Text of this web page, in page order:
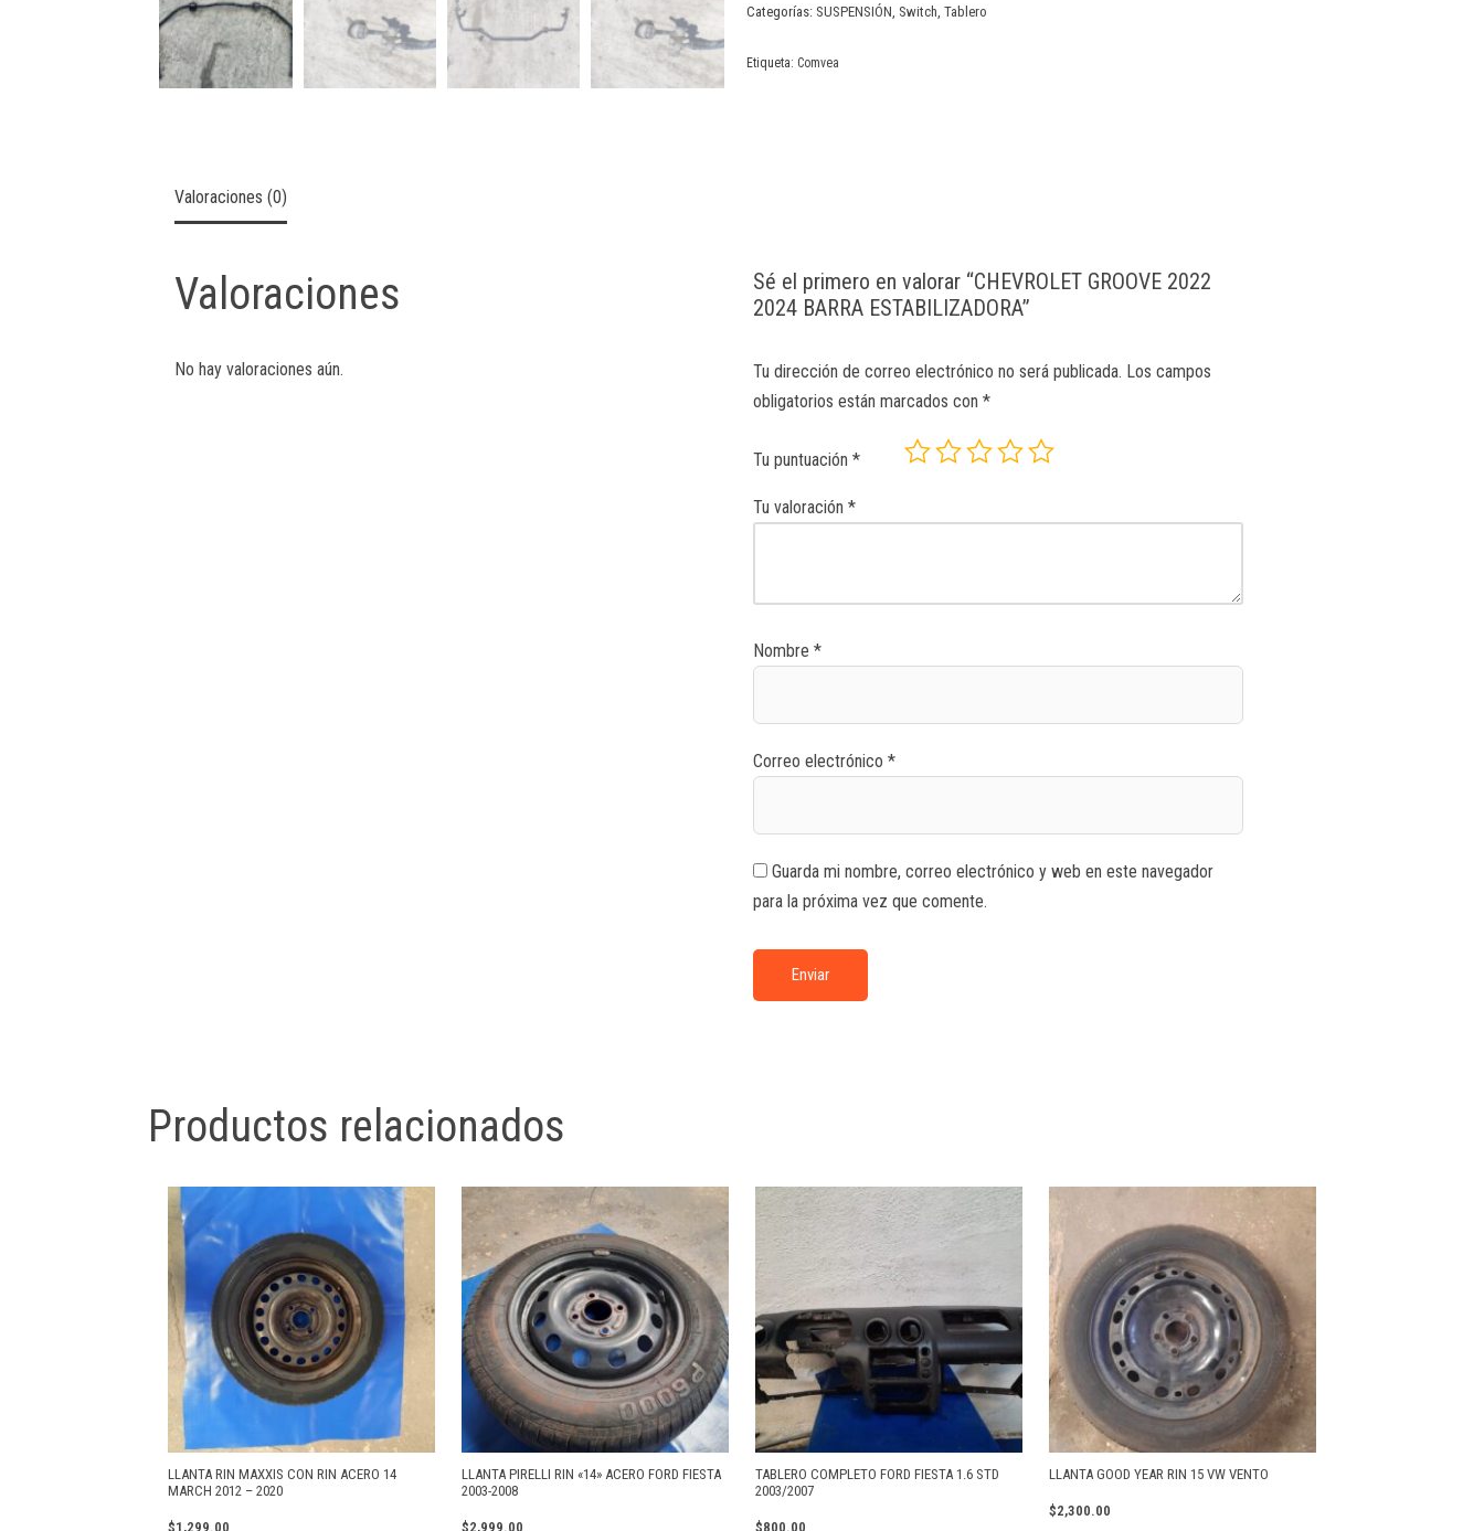
Categorías: SUSPENSIÓN Switch Tablero
Etiqueta: Comvea
Valoraciones (0)
Valoraciones
No hay valoraciones aún.
Sé el primero en valorar “CHEVROLET GROOVE 2022
2024 BARRA ESTABILIZADORA”
Tu dirección de correo electrónico no será publicada. Los campos
obligatorios están marcados con*
Tu puntuación*
Tu valoración*
Nombre*
Correo electrónico*
Guarda mi nombre, correo electrónico y web en este navegador
para la próxima vez que comente.
Productos relacionados
LLANTA RIN MAXXIS CON RIN ACERO 14
MARCH 2012 – 2020
$1,299.00
LLANTA PIRELLI RIN «14» ACERO FORD FIESTA
2003-2008
$2,999.00
TABLERO COMPLETO FORD FIESTA 1.6 STD
2003/2007
$800.00
LLANTA GOOD YEAR RIN 15 VW VENTO
$2,300.00